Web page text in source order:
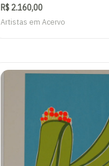
R$ 2.160,00
Artistas em Acervo